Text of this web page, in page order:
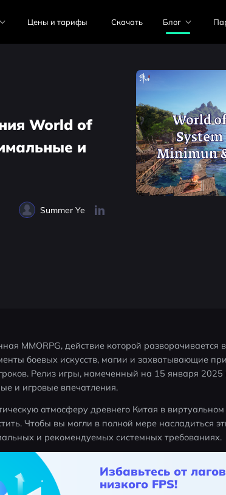
Цены и тарифы Скачать Блог
World of
и
Summer Ye
MMORPG, действие которой разворачивается
боевых искусств, магии и захватывающие
Релиз игры, намеченный на 15 января 2025
и игровые впечатления.
атмосферу древнего Китая в
Чтобы вы могли в полной мере насладиться
и рекомендуемых системных требованиях.
Избавьтесь от
низкого FPS!